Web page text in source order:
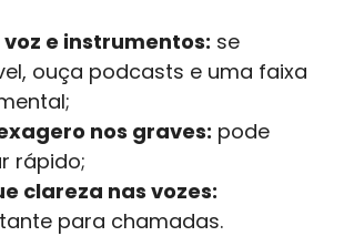
voz e instrumentos: se
ouça podcasts e uma faixa
nos graves: pode
rápido;
clareza nas vozes:
para chamadas.